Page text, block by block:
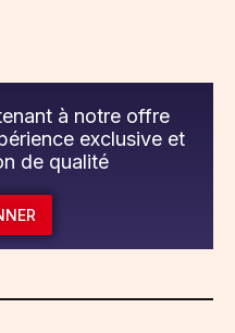
à notre offre
exclusive et
de qualité